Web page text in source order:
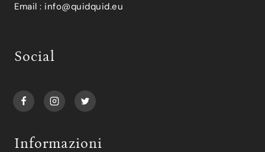
Email : info@quidquid.eu
Social
Informazioni